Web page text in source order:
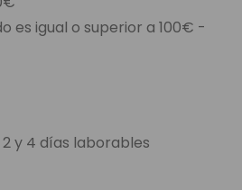
es igual o superior a 100€ -
2 y 4 días laborables